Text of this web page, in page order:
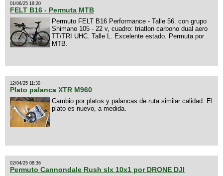
01/06/25 18:20
FELT B16 - Permuta MTB
Permuto FELT B16 Performance - Talle 56. con grupo
Shimano 105 - 22 v, cuadro: triatlon carbono dual aero
TT/TRI UHC. Talle L. Excelente estado. Permuta por
MTB.
12/04/25 11:30
Plato palanca XTR M960
Cambio por platos y palancas de ruta similar calidad. El
plato es nuevo, a medida.
02/04/25 08:36
Permuto Cannondale Rush slx 10x1 por DRONE DJI